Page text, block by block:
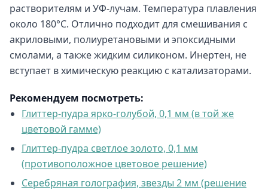
растворителям и УФ-лучам. Температура плавления
около 180°C. Отлично подходит для смешивания с
акриловыми, полиуретановыми и эпоксидными
смолами, а также жидким силиконом. Инертен, не
вступает в химическую реакцию с катализаторами.
Рекомендуем посмотреть:
Глиттер-пудра ярко-голубой, 0,1 мм (в той же
цветовой гамме)
Глиттер-пудра светлое золото, 0,1 мм
(противоположное цветовое решение)
Серебряная голография, звезды 2 мм (решение